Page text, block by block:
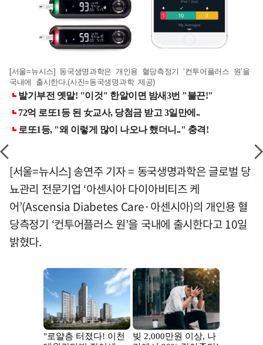
[서울=뉴시스] 동국생명과학은 개인용 혈당측정기 ‘컨투어플러스 원’을
국내에 출시한다.(사진=동국생명과학 제공)
[서울=뉴시스] 송연주 기자 = 동국생명과학은 글로벌 당
뇨관리 전문기업 ‘아센시아 다이아비티즈 케
어’(Ascensia Diabetes Care·아센시아)의 개인용 혈
당측정기 ‘컨투어플러스 원’을 국내에 출시한다고 10일
밝혔다.